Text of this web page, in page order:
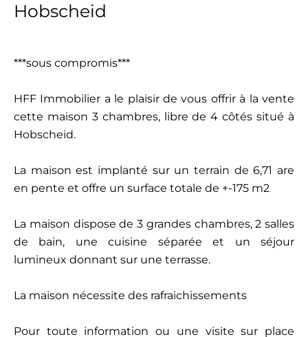
Hobscheid
***sous compromis***
HFF Immobilier a le plaisir de vous offrir à la vente
cette maison 3 chambres, libre de 4 côtés situé à
Hobscheid.
La maison est implanté sur un terrain de 6,71 are
en pente et offre un surface totale de +-175 m2
La maison dispose de 3 grandes chambres, 2 salles
de bain, une cuisine séparée et un séjour
lumineux donnant sur une terrasse.
La maison nécessite des rafraichissements
Pour toute information ou une visite sur place